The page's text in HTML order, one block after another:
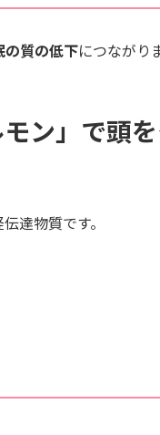
の質の低下につながり
ン」で頭
達物質です。